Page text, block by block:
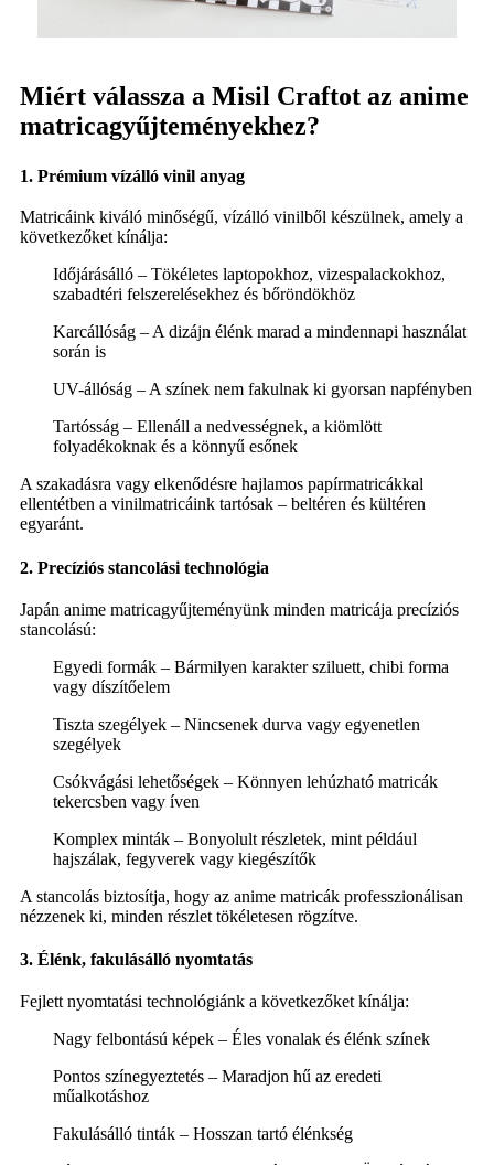
Miért válassza a Misil Craftot az anime
matricagyűjteményekhez?
1. Prémium vízálló vinil anyag
Matricáink kiváló minőségű, vízálló vinilből készülnek, amely a
következőket kínálja:
Időjárásálló – Tökéletes laptopokhoz, vizespalackokhoz,
szabadtéri felszerelésekhez és bőröndökhöz
Karcállóság – A dizájn élénk marad a mindennapi használat
során is
UV-állóság – A színek nem fakulnak ki gyorsan napfényben
Tartósság – Ellenáll a nedvességnek, a kiömlött
folyadékoknak és a könnyű esőnek
A szakadásra vagy elkenődésre hajlamos papírmatricákkal
ellentétben a vinilmatricáink tartósak – beltéren és kültéren
egyaránt.
2. Precíziós stancolási technológia
Japán anime matricagyűjteményünk minden matricája precíziós
stancolású:
Egyedi formák – Bármilyen karakter sziluett, chibi forma
vagy díszítőelem
Tiszta szegélyek – Nincsenek durva vagy egyenetlen
szegélyek
Csókvágási lehetőségek – Könnyen lehúzható matricák
tekercsben vagy íven
Komplex minták – Bonyolult részletek, mint például
hajszálak, fegyverek vagy kiegészítők
A stancolás biztosítja, hogy az anime matricák professzionálisan
nézzenek ki, minden részlet tökéletesen rögzítve.
3. Élénk, fakulásálló nyomtatás
Fejlett nyomtatási technológiánk a következőket kínálja:
Nagy felbontású képek – Éles vonalak és élénk színek
Pontos színegyeztetés – Maradjon hű az eredeti
műalkotáshoz
Fakulásálló tinták – Hosszan tartó élénkség